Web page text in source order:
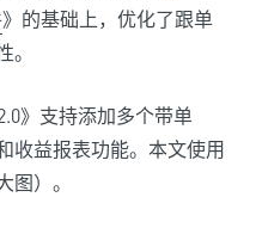
》的基础上，优化了跟单
》支持添加多个带单
收益报表功能。本文使用
）。